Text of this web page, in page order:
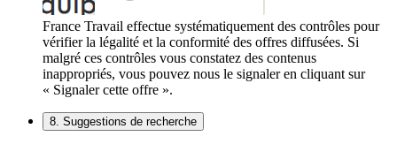
France Travail effectue systématiquement des contrôles pour
vérifier la légalité et la conformité des offres diffusées. Si
malgré ces contrôles vous constatez des contenus
inappropriés, vous pouvez nous le signaler en cliquant sur
« Signaler cette offre ».
8. Suggestions de recherche